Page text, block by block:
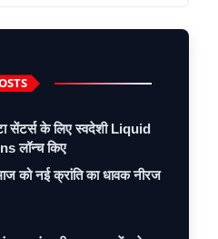
सेंटर्स के लिए स्वदेशी Liquid
लॉन्च किए
को नई क्रांति का धावक नीरज